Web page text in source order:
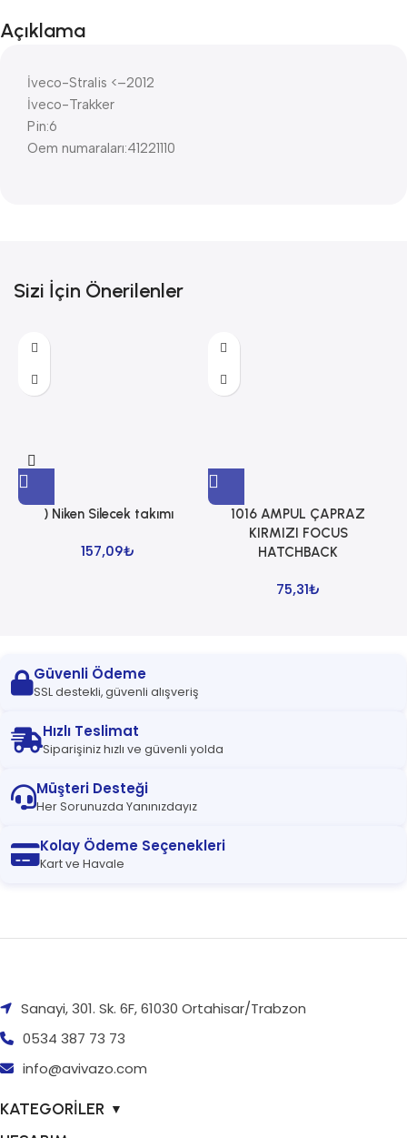
Açıklama
İveco-Stralis <–2012
İveco-Trakker
Pin:6
Oem numaraları:41221110
Sizi İçin Önerilenler
) Niken Silecek takımı
157,09₺
1016 AMPUL ÇAPRAZ
KIRMIZI FOCUS
HATCHBACK
75,31₺
Güvenli Ödeme
SSL destekli, güvenli alışveriş
Hızlı Teslimat
Siparişiniz hızlı ve güvenli yolda
Müşteri Desteği
Her Sorunuzda Yanınızdayız
Kolay Ödeme Seçenekleri
Kart ve Havale
Sanayi, 301. Sk. 6F, 61030 Ortahisar/Trabzon
0534 387 73 73
info@avivazo.com
KATEGORİLER ▼